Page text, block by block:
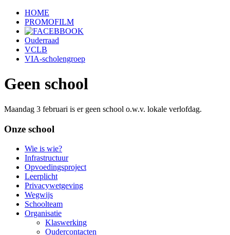
HOME
PROMOFILM
Ouderraad
VCLB
VIA-scholengroep
Geen school
Maandag 3 februari is er geen school o.w.v. lokale verlofdag.
Onze school
Wie is wie?
Infrastructuur
Opvoedingsproject
Leerplicht
Privacywetgeving
Wegwijs
Schoolteam
Organisatie
Klaswerking
Oudercontacten